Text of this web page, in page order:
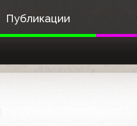
Публикации